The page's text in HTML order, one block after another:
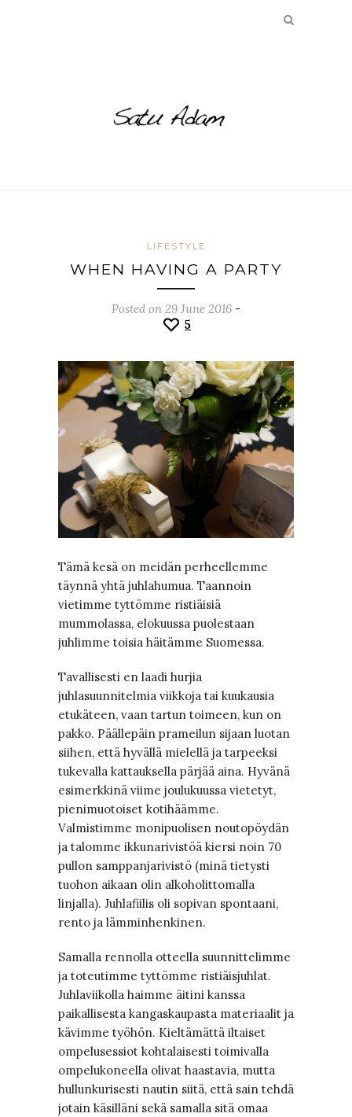
LIFESTYLE
WHEN HAVING A PARTY
Posted on 29 June 2016 -
5
Tämä kesä on meidän perheellemme
täynnä yhtä juhlahumua. Taannoin
vietimme tyttömme ristiäisiä
mummolassa, elokuussa puolestaan
juhlimme toisia häitämme Suomessa.
Tavallisesti en laadi hurjia
juhlasuunnitelmia viikkoja tai kuukausia
etukäteen, vaan tartun toimeen, kun on
pakko. Päällepäin prameilun sijaan luotan
siihen, että hyvällä mielellä ja tarpeeksi
tukevalla kattauksella pärjää aina. Hyvänä
esimerkkinä viime joulukuussa vietetyt,
pienimuotoiset kotihäämme.
Valmistimme monipuolisen noutopöydän
ja talomme ikkunarivistöä kiersi noin 70
pullon samppanjarivistö (minä tietysti
tuohon aikaan olin alkoholittomalla
linjalla). Juhlafiilis oli sopivan spontaani,
rento ja lämminhenkinen.
Samalla rennolla otteella suunnittelimme
ja toteutimme tyttömme ristiäisjuhlat.
Juhlaviikolla haimme äitini kanssa
paikallisesta kangaskaupasta materiaalit ja
kävimme työhön. Kieltämättä iltaiset
ompelusessiot kohtalaisesti toimivalla
ompelukoneella olivat haastavia, mutta
hullunkurisesti nautin siitä, että sain tehdä
jotain käsilläni sekä samalla sitä omaa